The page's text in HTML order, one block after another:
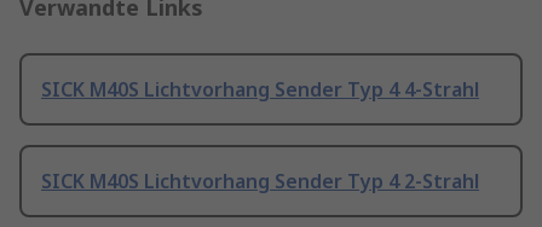
Verwandte Links
SICK M40S Lichtvorhang Sender Typ 4 4-Strahl
SICK M40S Lichtvorhang Sender Typ 4 2-Strahl